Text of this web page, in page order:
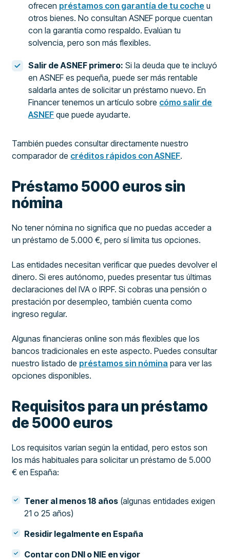
ofrecen préstamos con garantía de tu coche u
otros bienes. No consultan ASNEF porque cuentan
con la garantía como respaldo. Evalúan tu
solvencia, pero son más flexibles.
Salir de ASNEF primero: Si la deuda que te incluyó
en ASNEF es pequeña, puede ser más rentable
saldarla antes de solicitar un préstamo nuevo. En
Financer tenemos un artículo sobre cómo salir de
ASNEF que puede ayudarte.
También puedes consultar directamente nuestro
comparador de créditos rápidos con ASNEF.
Préstamo 5000 euros sin
nómina
No tener nómina no significa que no puedas acceder a
un préstamo de 5.000 €, pero sí limita tus opciones.
Las entidades necesitan verificar que puedes devolver el
dinero. Si eres autónomo, puedes presentar tus últimas
declaraciones del IVA o IRPF. Si cobras una pensión o
prestación por desempleo, también cuenta como
ingreso regular.
Algunas financieras online son más flexibles que los
bancos tradicionales en este aspecto. Puedes consultar
nuestro listado de préstamos sin nómina para ver las
opciones disponibles.
Requisitos para un préstamo
de 5000 euros
Los requisitos varían según la entidad, pero estos son
los más habituales para solicitar un préstamo de 5.000
€ en España:
Tener al menos 18 años (algunas entidades exigen
21 o 25 años)
Residir legalmente en España
Contar con DNI o NIE en vigor